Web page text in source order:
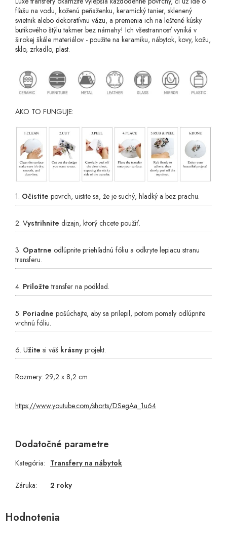
fľašu na vodu, koženú peňaženku, keramický tanier, sklenený
svietnik alebo dekoratívnu vázu, a premenia ich na leštené kúsky
butikového štýlu takmer bez námahy! Ich všestrannosť vyniká v
širokej škále materiálov - použite na keramiku, nábytok, kovy, kožu,
sklo, zrkadlo, plast.
AKO TO FUNGUJE:
1. Očistite povrch, uistite sa, že je suchý, hladký a bez prachu.
2. Vystrihnite dizajn, ktorý chcete použiť.
3. Opatrne odlúpnite priehľadnú fóliu a odkryte lepiacu stranu
transferu.
4. Priložte transfer na podklad.
5. Poriadne pošúchajte, aby sa prilepil, potom pomaly odlúpnite
vrchnú fóliu.
6. Užite si váš krásny projekt.
Rozmery: 29,2 x 8,2 cm
https://www.youtube.com/shorts/DSegAa_1u64
Dodatočné parametre
Kategória: Transfery na nábytok
Záruka: 2 roky